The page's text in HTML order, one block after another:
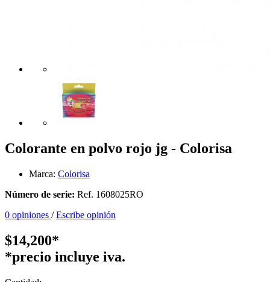
Colorante en polvo rojo jg - Colorisa
Marca: Colorisa
Número de serie: Ref. 1608025RO
0 opiniones /Escribe opinión
$14,200*
*precio incluye iva.